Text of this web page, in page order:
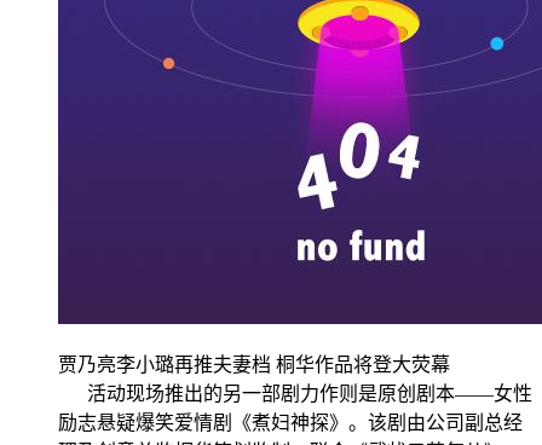
贾乃亮李小璐再推夫妻档 桐华作品将登大荧幕
活动现场推出的另一部剧力作则是原创剧本——女性
励志悬疑爆笑爱情剧《煮妇神探》。该剧由公司副总经